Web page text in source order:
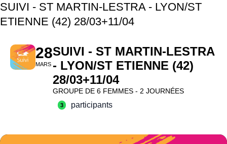
SUIVI - ST MARTIN-LESTRA - LYON/ST
ETIENNE (42) 28/03+11/04
28
MARS
SUIVI - ST MARTIN-LESTRA
- LYON/ST ETIENNE (42)
28/03+11/04
GROUPE DE 6 FEMMES - 2 JOURNÉES
3 participants